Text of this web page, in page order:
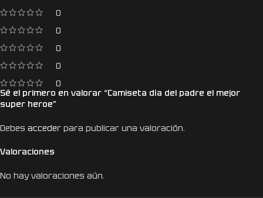
0
0
0
0
0
Valoraciones
No hay valoraciones aún.
Sé el primero en valorar “Camiseta día del padre el mejor
super heroe”
Debes acceder para publicar una valoración.